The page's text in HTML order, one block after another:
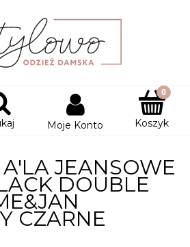
Moje Konto Koszyk
JEANSOWE
DOUBLE
CZARNE